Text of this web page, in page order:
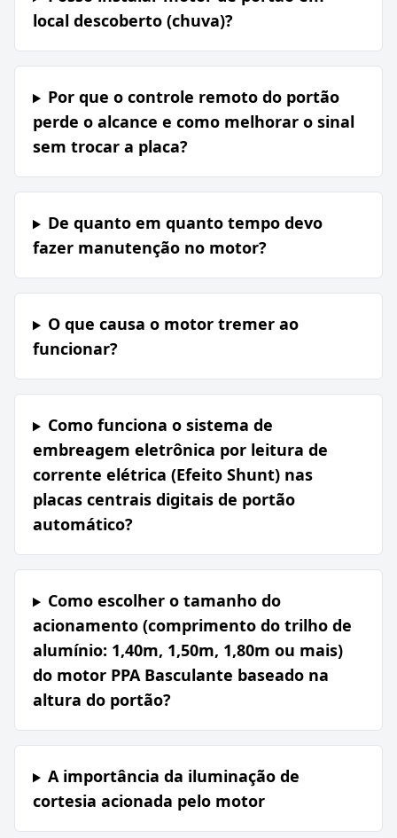
local descoberto (chuva)?
Por que o controle remoto do portão
perde o alcance e como melhorar o sinal
sem trocar a placa?
De quanto em quanto tempo devo
fazer manutenção no motor?
O que causa o motor tremer ao
funcionar?
Como funciona o sistema de
embreagem eletrônica por leitura de
corrente elétrica (Efeito Shunt) nas
placas centrais digitais de portão
automático?
Como escolher o tamanho do
acionamento (comprimento do trilho de
alumínio: 1,40m, 1,50m, 1,80m ou mais)
do motor PPA Basculante baseado na
altura do portão?
A importância da iluminação de
cortesia acionada pelo motor